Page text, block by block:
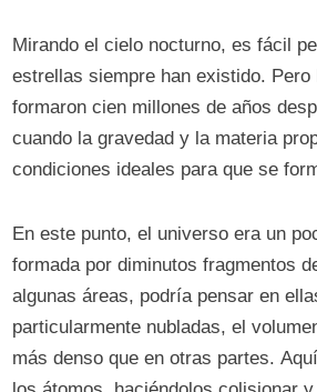
Mirando el cielo nocturno, es fácil
estrellas siempre han existido.
formaron cien millones de años
cuando la gravedad y la materia
condiciones ideales para que se
En este punto, el universo era un
formada por diminutos fragmentos
algunas áreas, podría pensar en
particularmente nubladas, el
más denso que en otras partes.